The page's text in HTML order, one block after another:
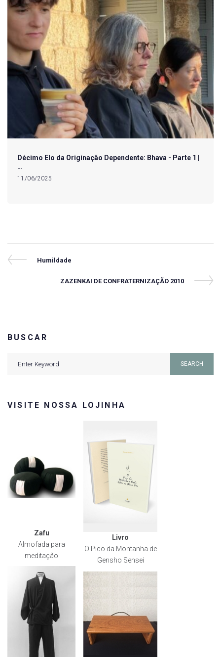
Décimo Elo da Originação Dependente: Bhava - Parte 1 |
…
11/06/2025
Navegação
Previous
Humildade
Next
ZAZENKAI DE CONFRATERNIZAÇÃO 2010
BUSCAR
SEARCH
VISITE NOSSA LOJINHA
Zafu
Almofada para
meditação
Livro
O Pico da Montanha de
Gensho Sensei